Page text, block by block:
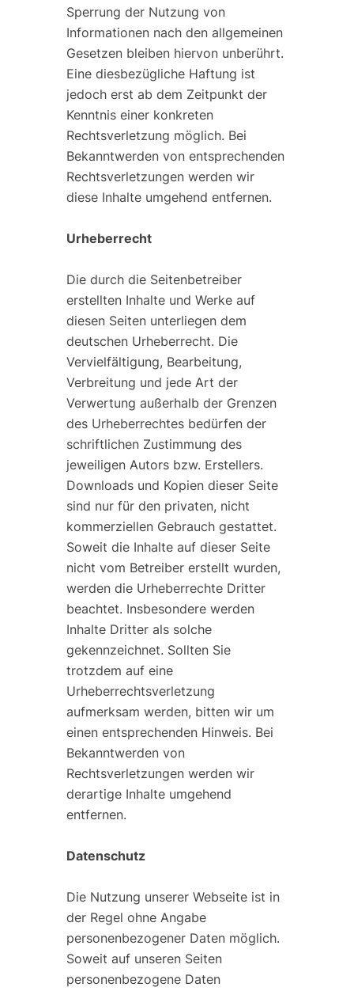
Sperrung der Nutzung von
Informationen nach den allgemeinen
Gesetzen bleiben hiervon unberührt.
Eine diesbezügliche Haftung ist
jedoch erst ab dem Zeitpunkt der
Kenntnis einer konkreten
Rechtsverletzung möglich. Bei
Bekanntwerden von entsprechenden
Rechtsverletzungen werden wir
diese Inhalte umgehend entfernen.
Urheberrecht
Die durch die Seitenbetreiber
erstellten Inhalte und Werke auf
diesen Seiten unterliegen dem
deutschen Urheberrecht. Die
Vervielfältigung, Bearbeitung,
Verbreitung und jede Art der
Verwertung außerhalb der Grenzen
des Urheberrechtes bedürfen der
schriftlichen Zustimmung des
jeweiligen Autors bzw. Erstellers.
Downloads und Kopien dieser Seite
sind nur für den privaten, nicht
kommerziellen Gebrauch gestattet.
Soweit die Inhalte auf dieser Seite
nicht vom Betreiber erstellt wurden,
werden die Urheberrechte Dritter
beachtet. Insbesondere werden
Inhalte Dritter als solche
gekennzeichnet. Sollten Sie
trotzdem auf eine
Urheberrechtsverletzung
aufmerksam werden, bitten wir um
einen entsprechenden Hinweis. Bei
Bekanntwerden von
Rechtsverletzungen werden wir
derartige Inhalte umgehend
entfernen.
Datenschutz
Die Nutzung unserer Webseite ist in
der Regel ohne Angabe
personenbezogener Daten möglich.
Soweit auf unseren Seiten
personenbezogene Daten